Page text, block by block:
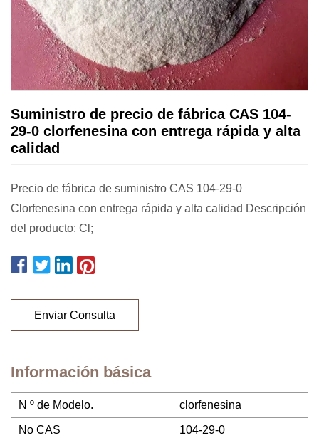
Suministro de precio de fábrica CAS 104-
29-0 clorfenesina con entrega rápida y alta
calidad
Precio de fábrica de suministro CAS 104-29-0
Clorfenesina con entrega rápida y alta calidad Descripción
del producto: Cl;
Enviar Consulta
Información básica
N º de Modelo. clorfenesina
No CAS 104-29-0